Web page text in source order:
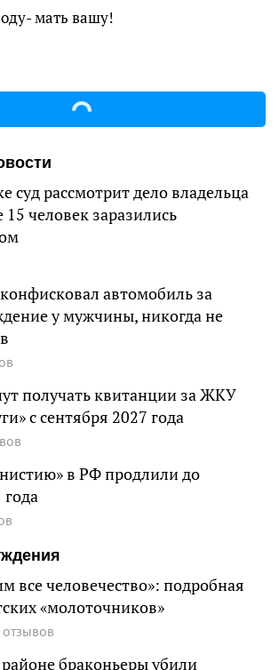
мать вашу!
суд рассмотрит дело владельца
15 человек заразились
автомобиль за
у мужчины, никогда не
получать квитанции за ЖКУ
с сентября 2027 года
в РФ продлили до
все человечество»: подробная
«молоточников»
браконьеры убили